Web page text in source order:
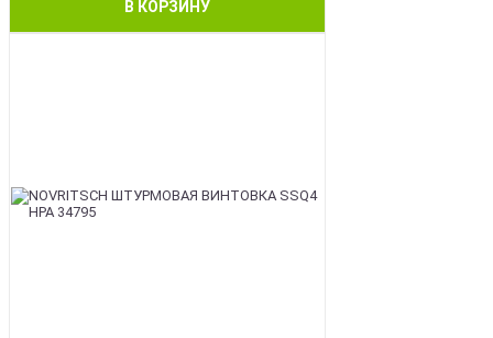
В КОРЗИНУ